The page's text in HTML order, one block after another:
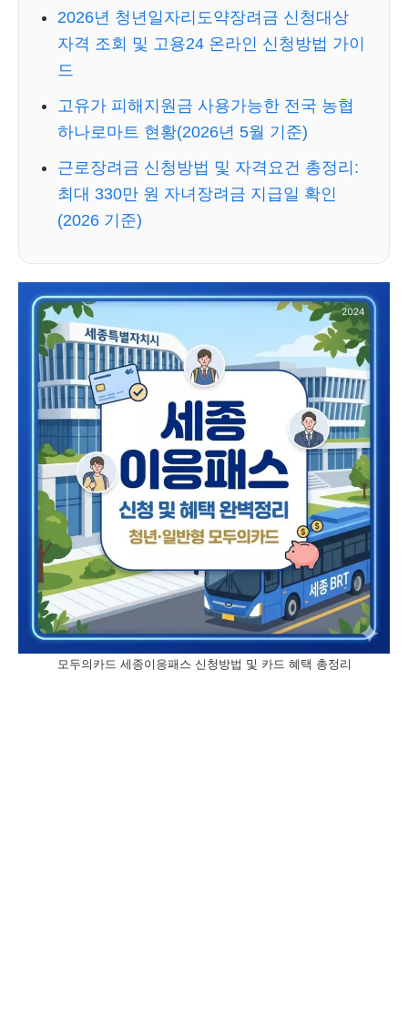
2026년 청년일자리도약장려금 신청대상
자격 조회 및 고용24 온라인 신청방법 가이
드
고유가 피해지원금 사용가능한 전국 농협
하나로마트 현황(2026년 5월 기준)
근로장려금 신청방법 및 자격요건 총정리:
최대 330만 원 자녀장려금 지급일 확인
(2026 기준)
모두의카드 세종이응패스 신청방법 및 카드 혜택 총정리